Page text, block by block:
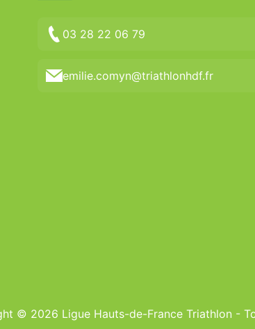
03 28 22 06 79
emilie.comyn@triathlonhdf.fr
© 2026 Ligue Hauts-de-France Triathlon -